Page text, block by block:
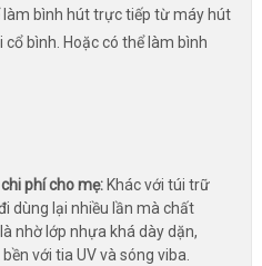
bình hút trực tiếp từ máy hút
bình. Hoặc có thể làm bình
phí cho mẹ: Khác với túi trữ
dùng lại nhiều lần mà chất
nhờ lớp nhựa khá dày dặn,
với tia UV và sóng viba.